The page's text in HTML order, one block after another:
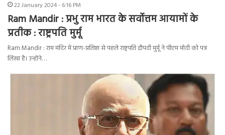
22 January 2024 - 6:16 PM
Ram Mandir : प्रभु राम भारत के सर्वोत्तम आयामों के
प्रतीक : राष्ट्रपति मुर्मू
Ram Mandir : राम मंदिर में प्राण-प्रतिष्ठा से पहले राष्ट्रपति द्रौपदी मुर्मू ने पीएम मोदी को पत्र
लिखा है। उन्होंने…